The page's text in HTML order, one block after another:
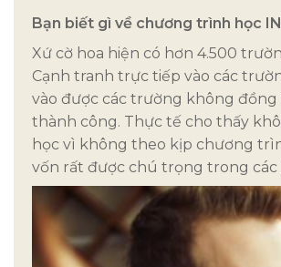
Bạn biết gì về chương trình học
Xứ cờ hoa hiện có hơn 4.500
Cạnh tranh trực tiếp vào các
vào được các trường không
thành công. Thực tế cho thấy
học vì không theo kịp chương
vốn rất được chú trọng trong các